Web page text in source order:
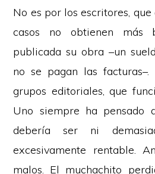
No es por los escritores,
casos no obtienen más
publicada su obra –un
no se pagan las
grupos editoriales, que
Uno siempre ha pensado
debería ser ni
excesivamente rentable.
malos. El muchachito